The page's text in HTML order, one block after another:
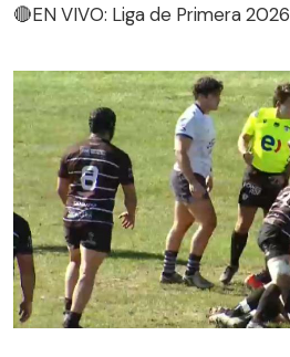
🔴EN VIVO: Liga de Primera 2026